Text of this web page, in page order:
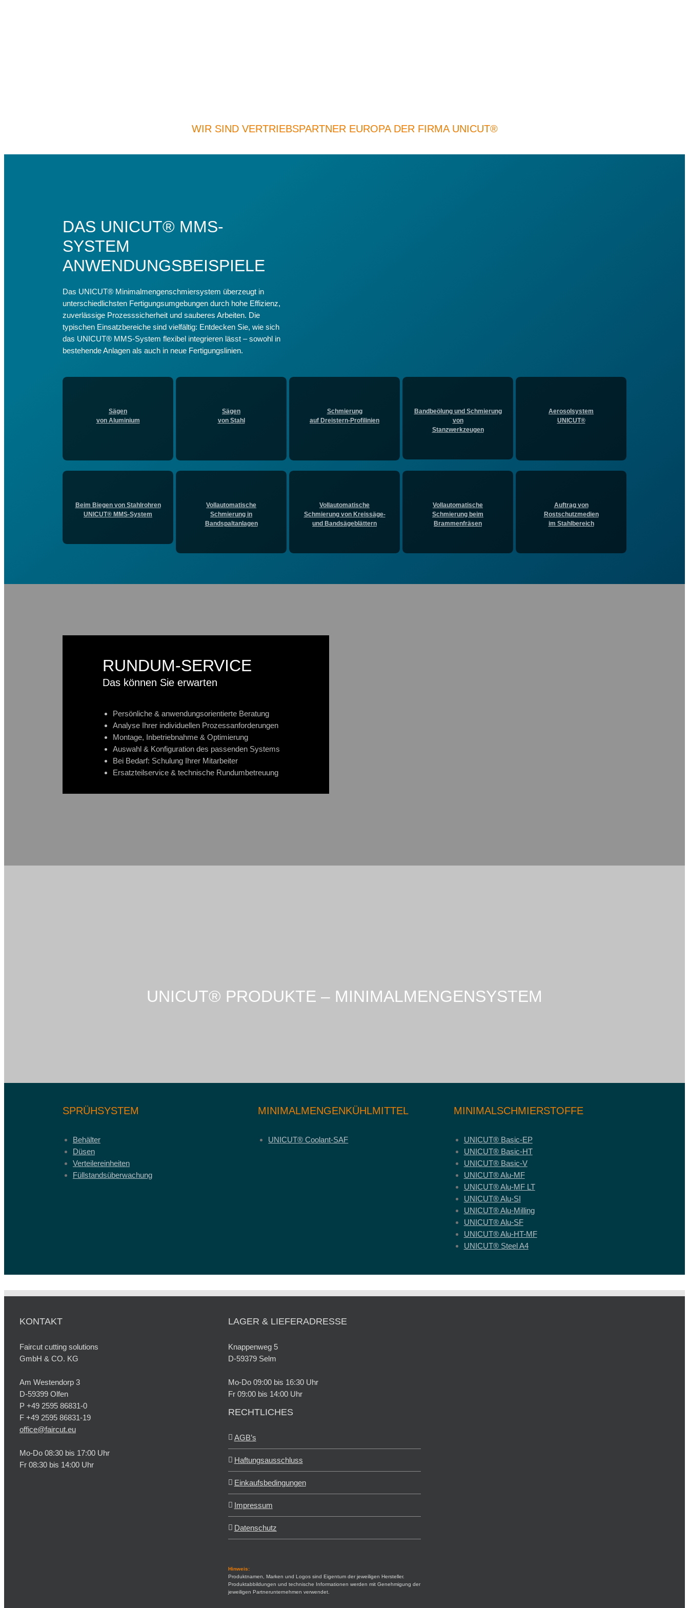
WIR SIND VERTRIEBSPARTNER EUROPA DER FIRMA UNICUT®
DAS UNICUT® MMS-
SYSTEM
ANWENDUNGSBEISPIELE
Das UNICUT® Minimalmengenschmiersystem überzeugt in
unterschiedlichsten Fertigungsumgebungen durch hohe Effizienz,
zuverlässige Prozesssicherheit und sauberes Arbeiten. Die
typischen Einsatzbereiche sind vielfältig: Entdecken Sie, wie sich
das UNICUT® MMS-System flexibel integrieren lässt – sowohl in
bestehende Anlagen als auch in neue Fertigungslinien.
Sägen
von Aluminium
Sägen
von Stahl
Schmierung
auf Dreistern-Profilinien
Bandbeölung und Schmierung
von
Stanzwerkzeugen
Aerosolsystem
UNICUT®
Beim Biegen von Stahlrohren
UNICUT® MMS-System
Vollautomatische
Schmierung in
Bandspaltanlagen
Vollautomatische
Schmierung von Kreissäge-
und Bandsägeblättern
Vollautomatische
Schmierung beim
Brammenfräsen
Auftrag von
Rostschutzmedien
im Stahlbereich
RUNDUM-SERVICE
Das können Sie erwarten
Persönliche & anwendungsorientierte Beratung
Analyse Ihrer individuellen Prozessanforderungen
Montage, Inbetriebnahme & Optimierung
Auswahl & Konfiguration des passenden Systems
Bei Bedarf: Schulung Ihrer Mitarbeiter
Ersatzteilservice & technische Rundumbetreuung
UNICUT® PRODUKTE – MINIMALMENGENSYSTEM
SPRÜHSYSTEM
Behälter
Düsen
Verteilereinheiten
Füllstandsüberwachung
MINIMALMENGENKÜHLMITTEL
UNICUT® Coolant-SAF
MINIMALSCHMIERSTOFFE
UNICUT® Basic-EP
UNICUT® Basic-HT
UNICUT® Basic-V
UNICUT® Alu-MF
UNICUT® Alu-MF LT
UNICUT® Alu-SI
UNICUT® Alu-Milling
UNICUT® Alu-SF
UNICUT® Alu-HT-MF
UNICUT® Steel A4
KONTAKT
Faircut cutting solutions
GmbH & CO. KG
Am Westendorp 3
D-59399 Olfen
P +49 2595 86831-0
F +49 2595 86831-19
office@faircut.eu
Mo-Do 08:30 bis 17:00 Uhr
Fr 08:30 bis 14:00 Uhr
LAGER & LIEFERADRESSE
Knappenweg 5
D-59379 Selm
Mo-Do 09:00 bis 16:30 Uhr
Fr 09:00 bis 14:00 Uhr
RECHTLICHES
AGB’s
Haftungsausschluss
Einkaufsbedingungen
Impressum
Datenschutz
Hinweis:
Produktnamen, Marken und Logos sind Eigentum der jeweiligen Hersteller.
Produktabbildungen und technische Informationen werden mit Genehmigung der
jeweiligen Partnerunternehmen verwendet.